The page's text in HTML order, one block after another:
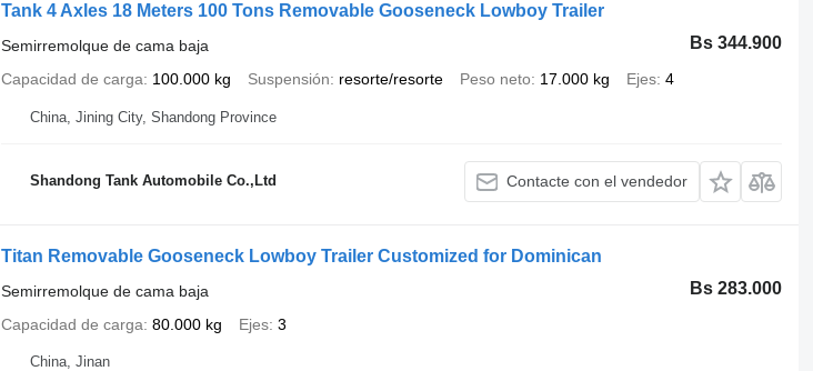
Tank 4 Axles 18 Meters 100 Tons Removable Gooseneck Lowboy Trailer
Bs 344.900
Semirremolque de cama baja
Capacidad de carga
100.000 kg Suspensión resorte/resorte Peso neto 17.000 kg Ejes 4
China, Jining City, Shandong Province
Shandong Tank Automobile Co.,Ltd Contacte con el vendedor
Titan Removable Gooseneck Lowboy Trailer Customized for Dominican
Bs 283.000
Semirremolque de cama baja
Capacidad de carga 80.000 kg Ejes 3
China, Jinan